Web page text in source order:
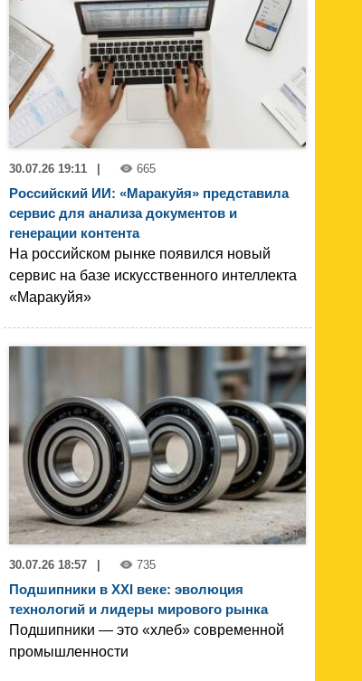
30.07.26 19:11 665
Российский ИИ: «Маракуйя» представила
сервис для анализа документов и
генерации контента
На российском рынке появился новый
сервис на базе искусственного интеллекта
«Маракуйя»
30.07.26 18:57 735
Подшипники в XXI веке: эволюция
технологий и лидеры мирового рынка
Подшипники — это «хлеб» современной
промышленности